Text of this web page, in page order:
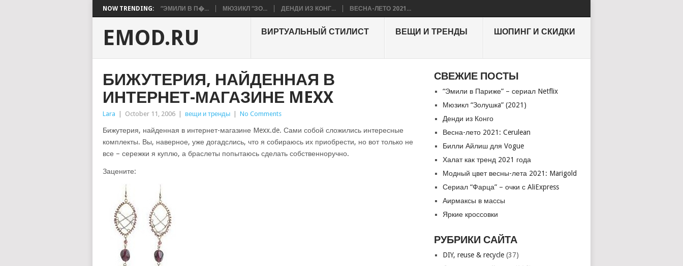
NOW TRENDING: “ЭМИЛИ В П�... МЮЗИКЛ “ЗО... ДЕНДИ ИЗ КОНГ... ВЕСНА-ЛЕТО 2021...
EMOD.RU ВИРТУАЛЬНЫЙ СТИЛИСТ ВЕЩИ И ТРЕНДЫ ШОПИНГ И СКИДКИ
БИЖУТЕРИЯ, НАЙДЕННАЯ В
ИНТЕРНЕТ-МАГАЗИНЕ MEXX
Lara October 11, 2006 вещи и тренды No Comments
Бижутерия, найденная в интернет-магазине Mexx.de. Сами собой сложились интересные
комплекты. Вы, наверное, уже догадслись, что я собираюсь их приобрести, но вот только не
все – сережки я куплю, а браслеты попытаюсь сделать собственноручно.
Зацените:
СВЕЖИЕ ПОСТЫ
“Эмили в Париже” – сериал Netflix
Мюзикл “Золушкa” (2021)
Денди из Конго
Весна-лето 2021: Cerulean
Билли Айлиш для Vogue
Халат как тренд 2021 года
Модный цвет весны-лета 2021: Marigold
Сериал “Фарца” – очки с AliExpress
Аирмаксы в массы
Яркие кроссовки
РУБРИКИ САЙТА
DIY, reuse & recycle (37)